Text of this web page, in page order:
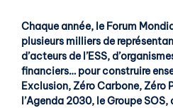
Chaque année, le Forum
plusieurs milliers de
d’acteurs de l’ESS,
financiers… pour construire
Exclusion, Zéro Carbone, Zéro
l’Agenda 2030, le Groupe